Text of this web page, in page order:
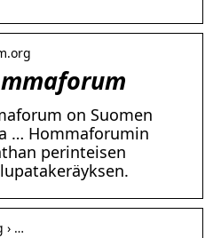
on Suomen
… Hommaforumin
perinteisen
› …